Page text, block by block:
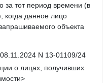
за тот период времени (в
когда данное лицо
объекта
N 13-01109/24
о лицах, получивших